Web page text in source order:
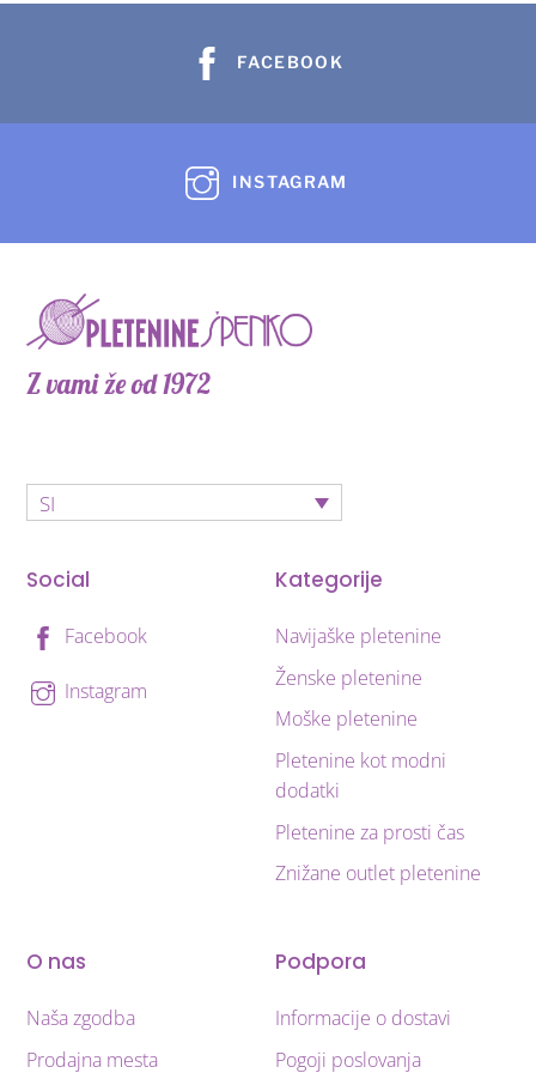
lahko
na
izdelka
FACEBOOK
INSTAGRAM
Z vami že od 1972
SI
Social
Facebook
Instagram
Kategorije
Navijaške pletenine
Ženske pletenine
Moške pletenine
Pletenine kot modni
dodatki
Pletenine za prosti čas
Znižane outlet pletenine
O nas
Naša zgodba
Prodajna mesta
Podpora
Informacije o dostavi
Pogoji poslovanja